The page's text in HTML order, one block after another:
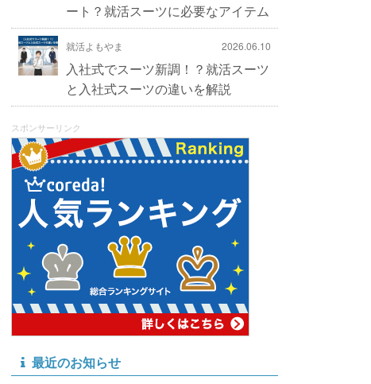
ート？就活スーツに必要なアイテム
就活よもやま 2026.06.10
入社式でスーツ新調！？就活スーツ
と入社式スーツの違いを解説
スポンサーリンク
最近のお知らせ